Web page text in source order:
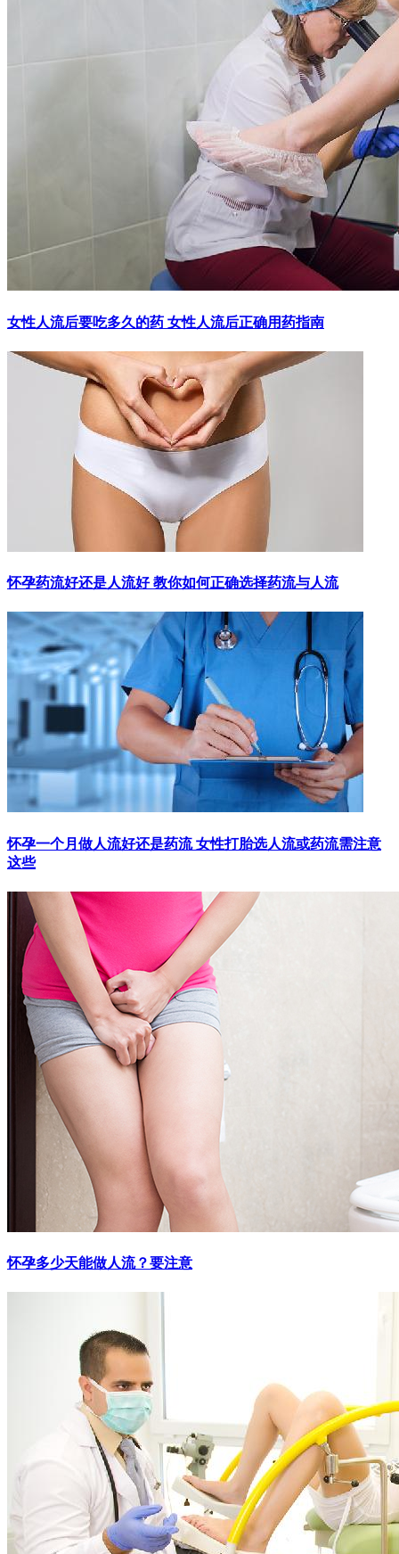
女性人流后要吃多久的药 女性人流后正确用药指南
怀孕药流好还是人流好 教你如何正确选择药流与人流
怀孕一个月做人流好还是药流 女性打胎选人流或药流需注意
这些
怀孕多少天能做人流？要注意